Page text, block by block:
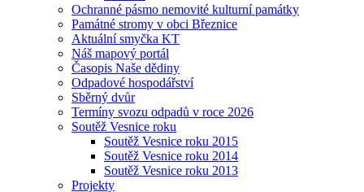
Ochranné pásmo nemovité kulturní památky
Památné stromy v obci Březnice
Aktuální smyčka KT
Náš mapový portál
Časopis Naše dědiny
Odpadové hospodářství
Sběrný dvůr
Termíny svozu odpadů v roce 2026
Soutěž Vesnice roku
Soutěž Vesnice roku 2015
Soutěž Vesnice roku 2014
Soutěž Vesnice roku 2013
Projekty